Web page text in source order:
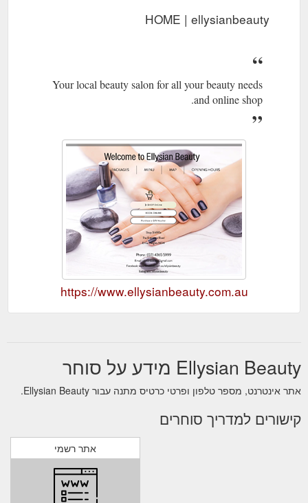
HOME | ellysianbeauty
Your local beauty salon for all your beauty needs
and online shop.
https://www.ellysianbeauty.com.au
Ellysian Beauty מידע על סוחר
אתר אינטרנט, מספר טלפון ופרטי כרטיס מתנה עבור Ellysian Beauty.
קישורים למדריך סוחרים
אתר רשמי